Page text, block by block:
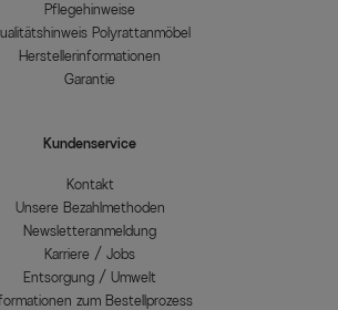
Pflegehinweise
Polyrattanmöbel
Herstellerinformationen
Garantie
Kundenservice
Kontakt
Unsere Bezahlmethoden
Newsletteranmeldung
Karriere / Jobs
Entsorgung / Umwelt
zum Bestellprozess